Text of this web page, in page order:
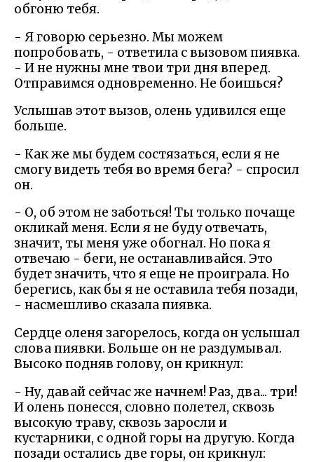
обгоню тебя.
- Я говорю серьезно. Мы можем
попробовать, - ответила с вызовом пиявка.
- И не нужны мне твои три дня вперед.
Отправимся одновременно. Не боишься?
Услышав этот вызов, олень удивился еще
больше.
- Как же мы будем состязаться, если я не
смогу видеть тебя во время бега? - спросил
он.
- О, об этом не заботься! Ты только почаще
окликай меня. Если я не буду отвечать,
значит, ты меня уже обогнал. Но пока я
отвечаю - беги, не останавливайся. Это
будет значить, что я еще не проиграла. Но
берегись, как бы я не оставила тебя позади,
- насмешливо сказала пиявка.
Сердце оленя загорелось, когда он услышал
слова пиявки. Больше он не раздумывал.
Высоко подняв голову, он крикнул:
- Ну, давай сейчас же начнем! Раз, два... три!
И олень понесся, словно полетел, сквозь
высокую траву, сквозь заросли и
кустарники, с одной горы на другую. Когда
позади остались две горы, он крикнул: